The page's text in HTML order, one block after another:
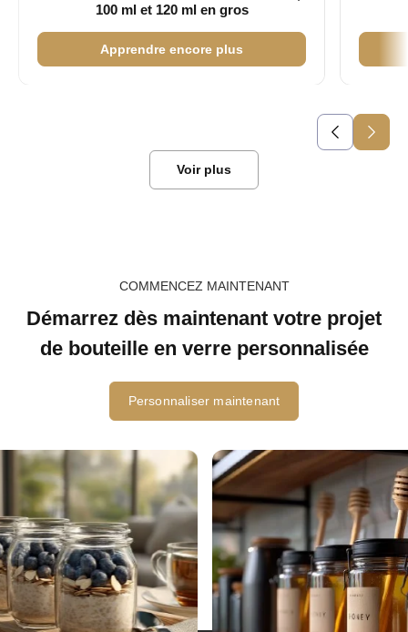
Flacons diffuseurs à bâtonnets de 50 ml,
Apprendre encore plus
Démarrez dès maintenant votre projet
de bouteille en verre personnalisée